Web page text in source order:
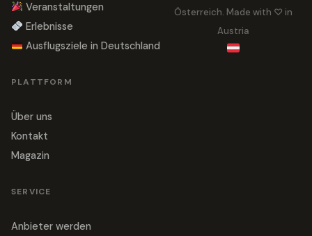
Veranstaltungen
Erlebnisse
Ausflugsziele in Deutschland
PLATTFORM
Über uns
Kontakt
Magazin
SERVICE
Anbieter werden
Österreich. Made with ♡ in
Austria